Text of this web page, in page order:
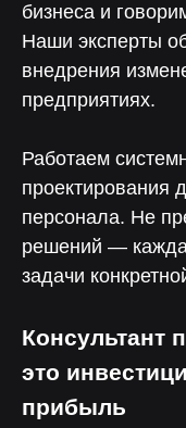
бизнеса и
Наши эксперты
внедрения
предприятиях.
Работаем
проектирования
персонала. Не
решений —
задачи
Консультант
это
прибыль
100+ кейсов
Примеры реальных
Учебные материалы
Нелумбо в
60%
обращаются к нам
по рекомендации